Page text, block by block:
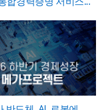
가
족
도
, 광
습
크리
기
드